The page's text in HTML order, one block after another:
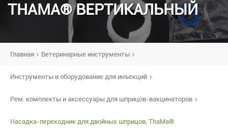
THAMA® ВЕРТИКАЛЬНЫЙ
Главная Ветеринарные инструменты
Инструменты и оборудование для инъекций
Рем. комплекты и аксессуары для шприцов-вакцинаторов
Насадка-переходник для двойных шприцов, ThaMa®